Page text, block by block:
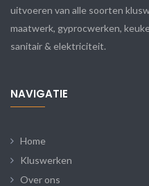
uitvoeren van alle soorten
maatwerk, gyprocwerken,
sanitair & elektriciteit.
NAVIGATIE
Home
Kluswerken
Over ons